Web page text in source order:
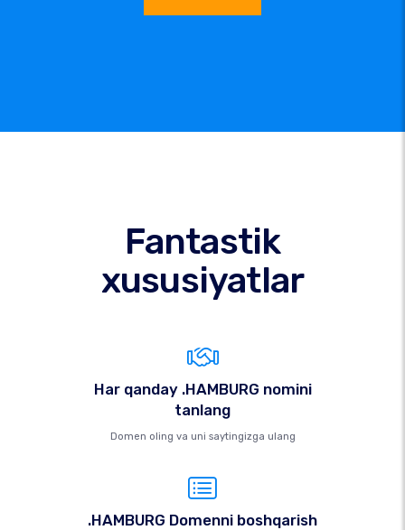
Fantastik
xususiyatlar
Har qanday .HAMBURG nomini
tanlang
Domen oling va uni saytingizga ulang
.HAMBURG Domenni boshqarish